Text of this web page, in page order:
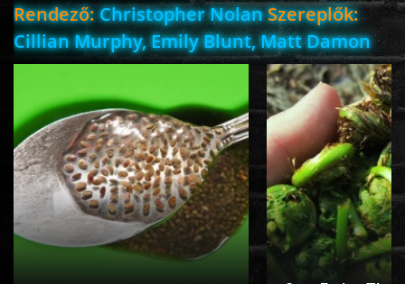
Rendező:Christopher NolanSzereplők:
Cillian Murphy, Emily Blunt, Matt Damon